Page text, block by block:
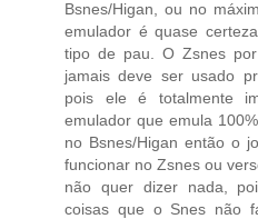
Bsnes/Higan, ou no
emulador é quase
tipo de pau. O Zsnes
jamais deve ser usado
pois ele é totalmente
emulador que emula
no Bsnes/Higan então o
funcionar no Zsnes ou
não quer dizer nada,
coisas que o Snes não